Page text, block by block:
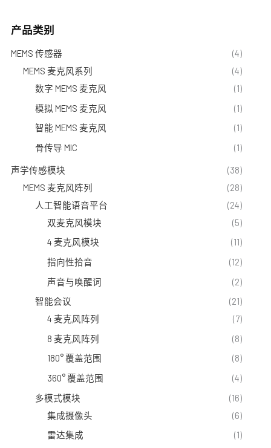
产品类别
MEMS 传感器
(4)
MEMS 麦克风系列
(4)
数字 MEMS 麦克风
(1)
模拟 MEMS 麦克风
(1)
智能 MEMS 麦克风
(1)
骨传导 MIC
(1)
声学传感模块
(38)
MEMS 麦克风阵列
(28)
人工智能语音平台
(24)
双麦克风模块
(5)
4 麦克风模块
(11)
指向性拾音
(12)
声音与唤醒词
(2)
智能会议
(21)
4 麦克风阵列
(7)
8 麦克风阵列
(8)
180° 覆盖范围
(8)
360° 覆盖范围
(4)
多模式模块
(16)
集成摄像头
(6)
雷达集成
(1)